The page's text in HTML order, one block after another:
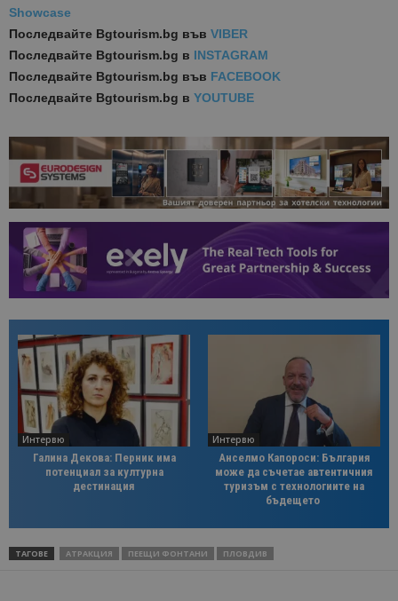
Showcase
Последвайте Bgtourism.bg във VIBER
Последвайте Bgtourism.bg в INSTAGRAM
Последвайте Bgtourism.bg във FACEBOOK
Последвайте Bgtourism.bg в YOUTUBE
Интервю
Галина Декова: Перник има
потенциал за културна
дестинация
Интервю
Анселмо Капороси: България
може да съчетае автентичния
туризъм с технологиите на
бъдещето
ТАГОВЕ АТРАКЦИЯ ПЕЕЩИ ФОНТАНИ ПЛОВДИВ